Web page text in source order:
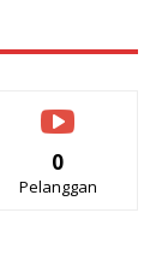
0
Pelanggan